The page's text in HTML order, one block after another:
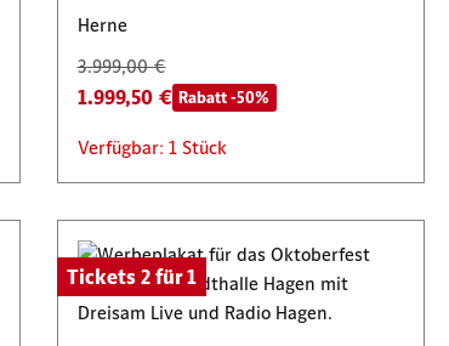
Herne
3.999,00 €
1.999,50 € Rabatt -50%
Verfügbar: 1 Stück
Tickets 2 für 1